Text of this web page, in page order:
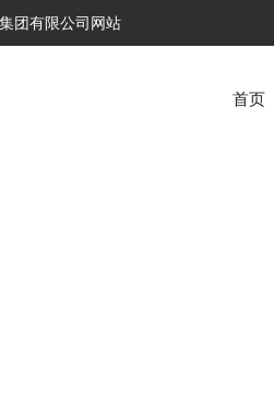
团有限公司网站
首页